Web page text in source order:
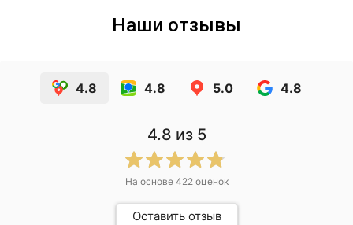
Наши отзывы
4.8 4.8 5.0 4.8
4.8 из 5
На основе 422оценок
Оставить отзыв